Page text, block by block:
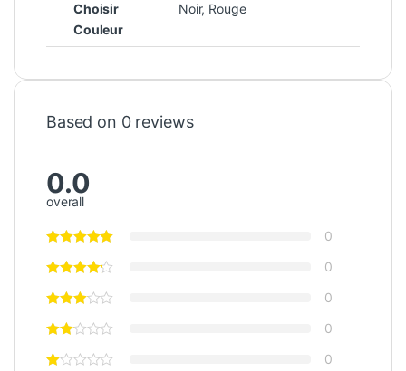
Choisir
Couleur
Noir, Rouge
Based on 0 reviews
0.0
overall
0
0
0
0
0